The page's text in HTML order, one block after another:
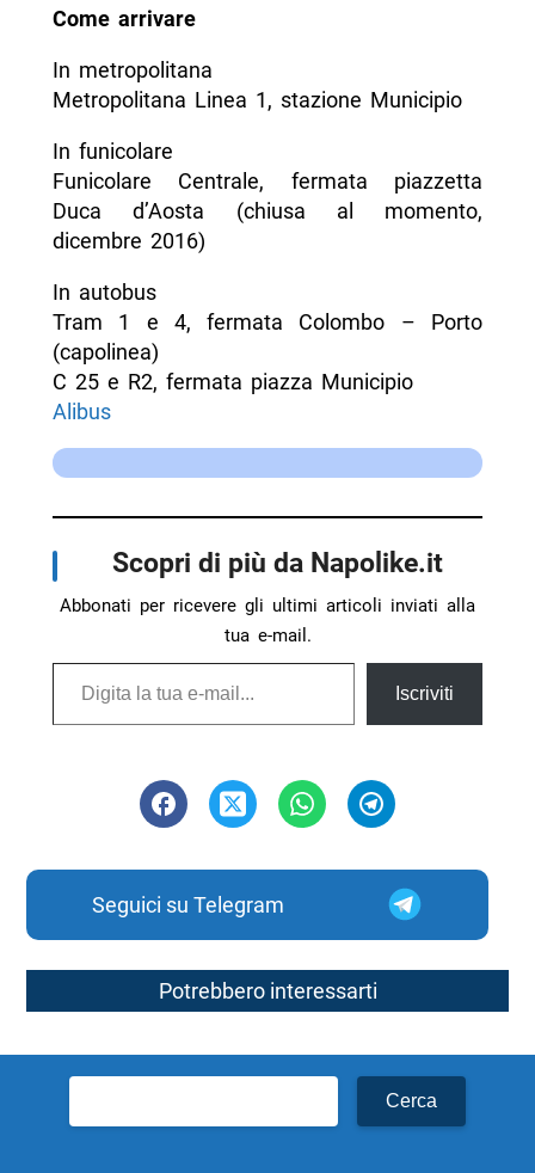
Come arrivare
In metropolitana
Metropolitana Linea 1, stazione Municipio
In funicolare
Funicolare Centrale, fermata piazzetta
Duca d’Aosta (chiusa al momento,
dicembre 2016)
In autobus
Tram 1 e 4, fermata Colombo – Porto
(capolinea)
C 25 e R2, fermata piazza Municipio
Alibus
Scopri di più da Napolike.it
Abbonati per ricevere gli ultimi articoli inviati alla
tua e-mail.
Digita la tua e-mail...
Iscriviti
Seguici su Telegram
Potrebbero interessarti
per: